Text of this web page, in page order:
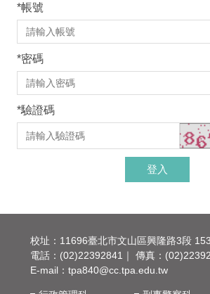
*帳號
*密碼
*驗證碼
登入
校址：11696臺北市文山區興隆路3段
電話：(02)22392841｜ 傳真：
E-mail： tpa840@cc.tpa.edu.tw